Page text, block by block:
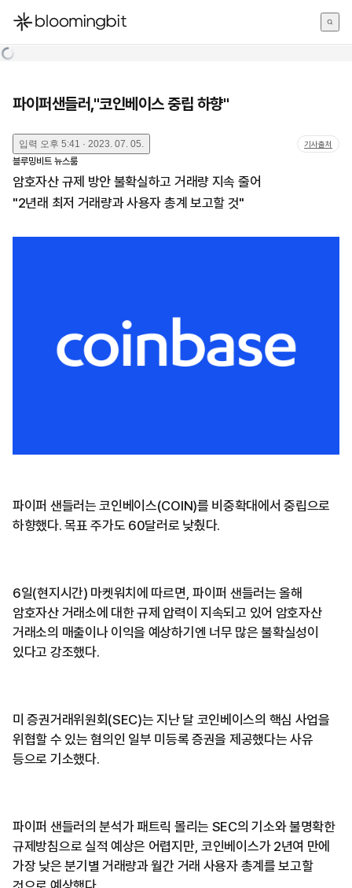
한국어
파이퍼샌들러,"코인베이스 중립 하향"
입력 오후 5:41 · 2023. 07. 05. 기사출처
블루밍비트 뉴스룸
암호자산 규제 방안 불확실하고 거래량 지속 줄어
"2년래 최저 거래량과 사용자 총계 보고할 것"
파이퍼 샌들러는 코인베이스(COIN)를 비중확대에서 중립으로
하향했다. 목표 주가도 60달러로 낮췄다.
6일(현지시간) 마켓워치에 따르면, 파이퍼 샌들러는 올해
암호자산 거래소에 대한 규제 압력이 지속되고 있어 암호자산
거래소의 매출이나 이익을 예상하기엔 너무 많은 불확실성이
있다고 강조했다.
미 증권거래위원회(SEC)는 지난 달 코인베이스의 핵심 사업을
위협할 수 있는 혐의인 일부 미등록 증권을 제공했다는 사유
등으로 기소했다.
파이퍼 샌들러의 분석가 패트릭 몰리는 SEC의 기소와 불명확한
규제방침으로 실적 예상은 어렵지만, 코인베이스가 2년여 만에
가장 낮은 분기별 거래량과 월간 거래 사용자 총계를 보고할